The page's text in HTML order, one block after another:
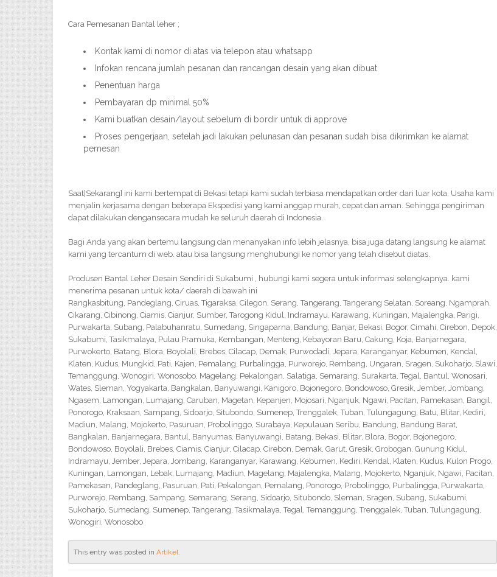
Cara Pemesanan Bantal leher ;
Kontak kami di nomor di atas via telepon atau whatsapp
Infokan rencana jumlah pesanan dan rancangan desain yang akan dibuat
Penentuan harga
Pembayaran dp minimal 50%
Kami buatkan desain/layout sebelum di bordir untuk di approve
Proses pengerjaan, setelah jadi lakukan pelunasan dan pesanan sudah bisa dikirimkan ke alamat
pemesan
Saat|Sekarang} ini kami bertempat di Bekasi tetapi kami sudah terbiasa mendapatkan order dari luar kota. Usaha kami
menjalin kerjasama dengan beberapa Ekspedisi yang kami anggap murah, cepat dan aman. Sehingga pengiriman
dapat dilakukan dengansecara mudah ke seluruh daerah di Indonesia.
Bagi Anda yang akan bertemu langsung dan menanyakan info lebih jelasnya, bisa juga datang langsung ke alamat
kami yang tercantum di web. atau bisa langsung menghubungi ke nomor yang telah disebut diatas.
Produsen Bantal Leher Desain Sendiri di Sukabumi , hubungi kami segera untuk informasi selengkapnya. kami
menerima pesanan untuk kota/ daerah di bawah ini
Rangkasbitung, Pandeglang, Ciruas, Tigaraksa, Cilegon, Serang, Tangerang, Tangerang Selatan, Soreang, Ngamprah,
Cikarang, Cibinong, Ciamis, Cianjur, Sumber, Tarogong Kidul, Indramayu, Karawang, Kuningan, Majalengka, Parigi,
Purwakarta, Subang, Palabuhanratu, Sumedang, Singaparna, Bandung, Banjar, Bekasi, Bogor, Cimahi, Cirebon, Depok,
Sukabumi, Tasikmalaya, Pulau Pramuka, Kembangan, Menteng, Kebayoran Baru, Cakung, Koja, Banjarnegara,
Purwokerto, Batang, Blora, Boyolali, Brebes, Cilacap, Demak, Purwodadi, Jepara, Karanganyar, Kebumen, Kendal,
Klaten, Kudus, Mungkid, Pati, Kajen, Pemalang, Purbalingga, Purworejo, Rembang, Ungaran, Sragen, Sukoharjo, Slawi,
Temanggung, Wonogiri, Wonosobo, Magelang, Pekalongan, Salatiga, Semarang, Surakarta, Tegal, Bantul, Wonosari,
Wates, Sleman, Yogyakarta, Bangkalan, Banyuwangi, Kanigoro, Bojonegoro, Bondowoso, Gresik, Jember, Jombang,
Ngasem, Lamongan, Lumajang, Caruban, Magetan, Kepanjen, Mojosari, Nganjuk, Ngawi, Pacitan, Pamekasan, Bangil,
Ponorogo, Kraksaan, Sampang, Sidoarjo, Situbondo, Sumenep, Trenggalek, Tuban, Tulungagung, Batu, Blitar, Kediri,
Madiun, Malang, Mojokerto, Pasuruan, Probolinggo, Surabaya, Kepulauan Seribu, Bandung, Bandung Barat,
Bangkalan, Banjarnegara, Bantul, Banyumas, Banyuwangi, Batang, Bekasi, Blitar, Blora, Bogor, Bojonegoro,
Bondowoso, Boyolali, Brebes, Ciamis, Cianjur, Cilacap, Cirebon, Demak, Garut, Gresik, Grobogan, Gunung Kidul,
Indramayu, Jember, Jepara, Jombang, Karanganyar, Karawang, Kebumen, Kediri, Kendal, Klaten, Kudus, Kulon Progo,
Kuningan, Lamongan, Lebak, Lumajang, Madiun, Magelang, Majalengka, Malang, Mojokerto, Nganjuk, Ngawi, Pacitan,
Pamekasan, Pandeglang, Pasuruan, Pati, Pekalongan, Pemalang, Ponorogo, Probolinggo, Purbalingga, Purwakarta,
Purworejo, Rembang, Sampang, Semarang, Serang, Sidoarjo, Situbondo, Sleman, Sragen, Subang, Sukabumi,
Sukoharjo, Sumedang, Sumenep, Tangerang, Tasikmalaya, Tegal, Temanggung, Trenggalek, Tuban, Tulungagung,
Wonogiri, Wonosobo
This entry was posted in Artikel.